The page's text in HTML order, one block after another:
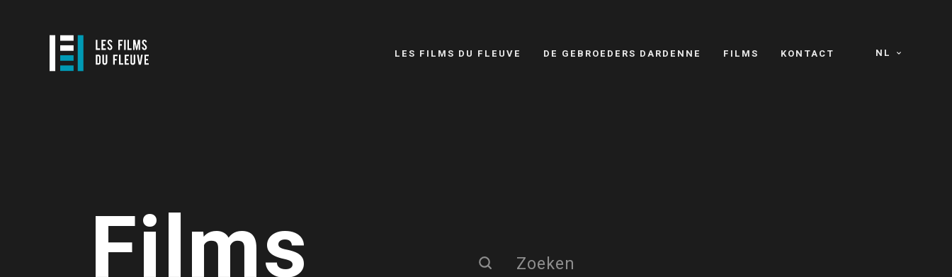
NL
LES FILMS DU FLEUVE DE GEBROEDERS DARDENNE FILMS KONTACT
Films